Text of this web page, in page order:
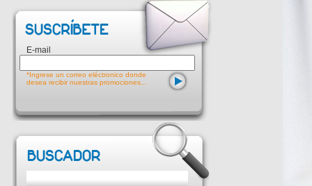
E-mail
*Ingrese un correo eléctronico donde
desea recibir nuestras promociones...